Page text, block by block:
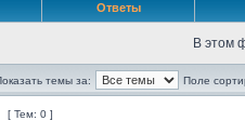
Ответы
В этом
темы за: Поле
[ Тем: 0 ]